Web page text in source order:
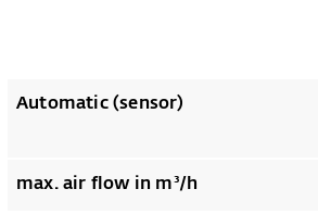
Automatic (sensor)
max. air flow in m³/h